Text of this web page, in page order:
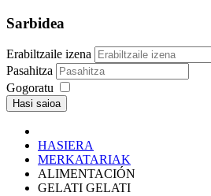
Sarbidea
Erabiltzaile izena
Pasahitza
Gogoratu
Hasi saioa
HASIERA
MERKATARIAK
ALIMENTACIÓN
GELATI GELATI